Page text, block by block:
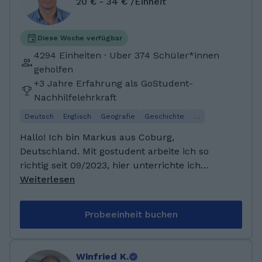
Schulzeit habe ich an Wettbewerben wie
„Jugend forscht“ teilgenommen, was mir
wichtige Erfahrungen gebracht hat. Nach
meinem Abitur absolvierte ich ein freiwilliges
soziales Jahr im Krankenhaus. Diese Zeit hat
mir nicht nur viel Freude bereitet, sondern
auch wertvolle Einblicke in den Arbeitsalltag
gesammelten Erfahrungen haben meinen
Wunsch Pharmazie zu studieren bestärkt.
Anschließend habe ich mein Pharmazie
Studium begonnen.
Diese Woche verfügbar
4294 Einheiten · Uber 374 Schüler*innen
geholfen
+3 Jahre Erfahrung als GoStudent-
Nachhilfelehrkraft
Deutsch Englisch Geografie Geschichte …
Hallo! Ich bin Markus aus Coburg,
Deutschland. Mit gostudent arbeite ich so
richtig seit 09/2023, hier unterrichte ich
Deutsch, Englisch, Spanisch, Mathe-
Wirtschaftsingenieurwesen. Ich wohne jetzt in
Weiterlesen
Probeeinheit buchen
Winfried K.